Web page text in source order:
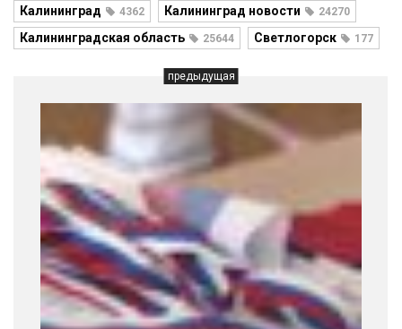
Калининград 4362 Калининград новости 24270
Калининградская область 25644 Светлогорск 177
предыдущая